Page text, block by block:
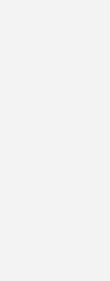
in Betrieb sind.
können am
profundes,
Akademie
profitieren von
am laufenden
wurde, liegt
Energie Campus